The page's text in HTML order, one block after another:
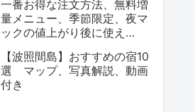
一番お得な注文方法、無料増
量メニュー、季節限定、夜マ
ックの値上がり後に使え
【波照間島】おすすめの宿10
選 マップ、写真解説、動画
付き